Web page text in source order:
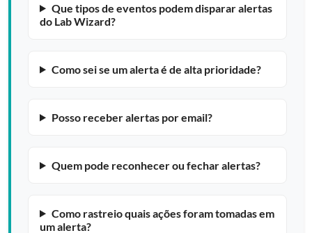
Que tipos de eventos podem disparar alertas
do Lab Wizard?
Como sei se um alerta é de alta prioridade?
Posso receber alertas por email?
Quem pode reconhecer ou fechar alertas?
Como rastreio quais ações foram tomadas em
um alerta?